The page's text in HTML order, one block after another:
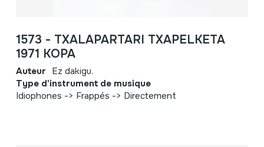
1573 - TXALAPARTARI TXAPELKETA
1971 KOPA
Auteur Ez dakigu.
Type d'instrument de musique
Idiophones -> Frappés -> Directement